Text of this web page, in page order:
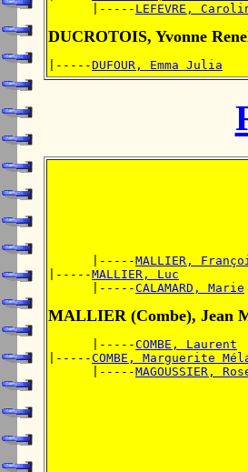
      |-----
LEFEVRE,
DUCROTOIS, Yvonne
|-----DUFOUR, Emma Julia
      |-----
MALLIER,
|-----MALLIER, Luc
      |-----
CALAMARD, Marie
MALLIER (Combe), Jean
      |-----
COMBE, Laurent
|-----COMBE, Marguerite
      |-----
MAGOUSSIER,